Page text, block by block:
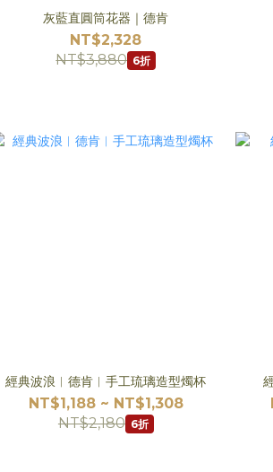
灰藍直圓筒花器｜德肯
NT$2,328
NT$3,880 6折
經典波浪︱德肯︱手工琉璃造型燭杯
NT$1,188 ~ NT$1,308
NT$2,180 6折